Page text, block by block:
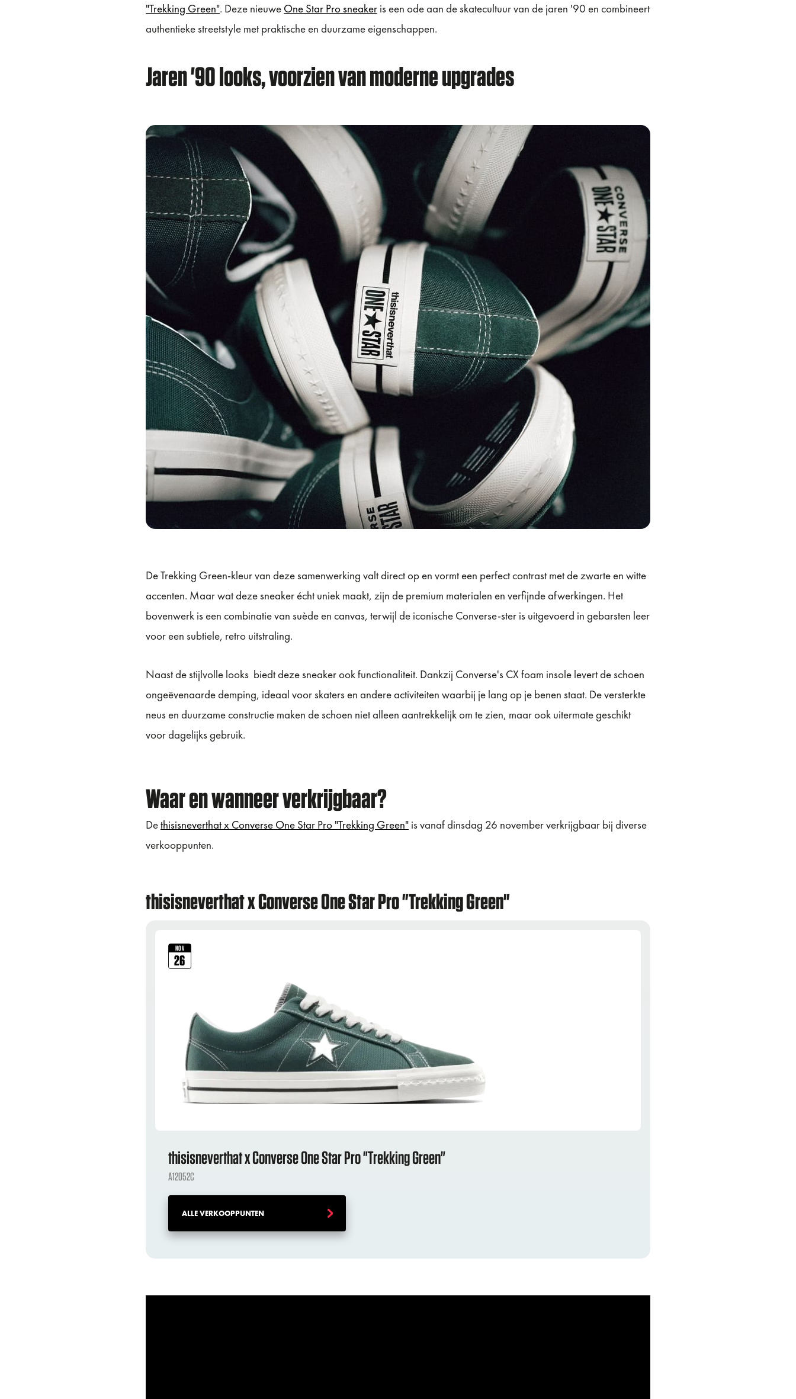
"Trekking Green". Deze nieuwe One Star Pro sneaker is een ode aan de skatecultuur van de jaren '90 en combineert
authentieke streetstyle met praktische en duurzame eigenschappen.
Jaren '90 looks, voorzien van moderne upgrades
De Trekking Green-kleur van deze samenwerking valt direct op en vormt een perfect contrast met de zwarte en witte
accenten. Maar wat deze sneaker écht uniek maakt, zijn de premium materialen en verfijnde afwerkingen. Het
bovenwerk is een combinatie van suède en canvas, terwijl de iconische Converse-ster is uitgevoerd in gebarsten leer
voor een subtiele, retro uitstraling.
Naast de stijlvolle looks biedt deze sneaker ook functionaliteit. Dankzij Converse's CX foam insole levert de schoen
ongeëvenaarde demping, ideaal voor skaters en andere activiteiten waarbij je lang op je benen staat. De versterkte
neus en duurzame constructie maken de schoen niet alleen aantrekkelijk om te zien, maar ook uitermate geschikt
voor dagelijks gebruik.
Waar en wanneer verkrijgbaar?
Dethisisneverthat x Converse One Star Pro "Trekking Green" is vanaf dinsdag 26 november verkrijgbaar bij diverse
verkooppunten.
thisisneverthat x Converse One Star Pro "Trekking Green"
NOV
26
thisisneverthat x Converse One Star Pro "Trekking Green"
A12052C
ALLE VERKOOPPUNTEN